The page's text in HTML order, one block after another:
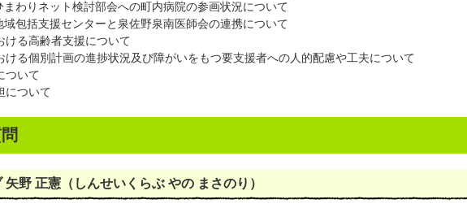
まわりネット検討部会への町内病院の参画状況について
域包括支援センターと泉佐野泉南医師会の連携について
ける高齢者支援について
ける個別計画の進捗状況及び障がいをもつ要支援者への人的配慮や工夫について
ついて
について
矢野 正憲（しんせいくらぶ やの まさのり）